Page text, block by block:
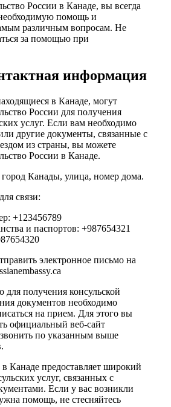
России в Канаде, вы всегда
помощь и
различным вопросам. Не
за помощью при
информация
в Канаде, могут
России для получения
услуг. Если вам необходимо
другие документы, связанные с
из страны, вы можете
России в Канаде.
город Канады, улица, номер дома.
связи:
+123456789
и паспортов: +987654321
электронное письмо на
получения консульской
документов необходимо
на прием. Для этого вы
официальный веб-сайт
по указанным выше
Канаде предоставляет широкий
услуг, связанных с
Если у вас возникли
помощь, не стесняйтесь